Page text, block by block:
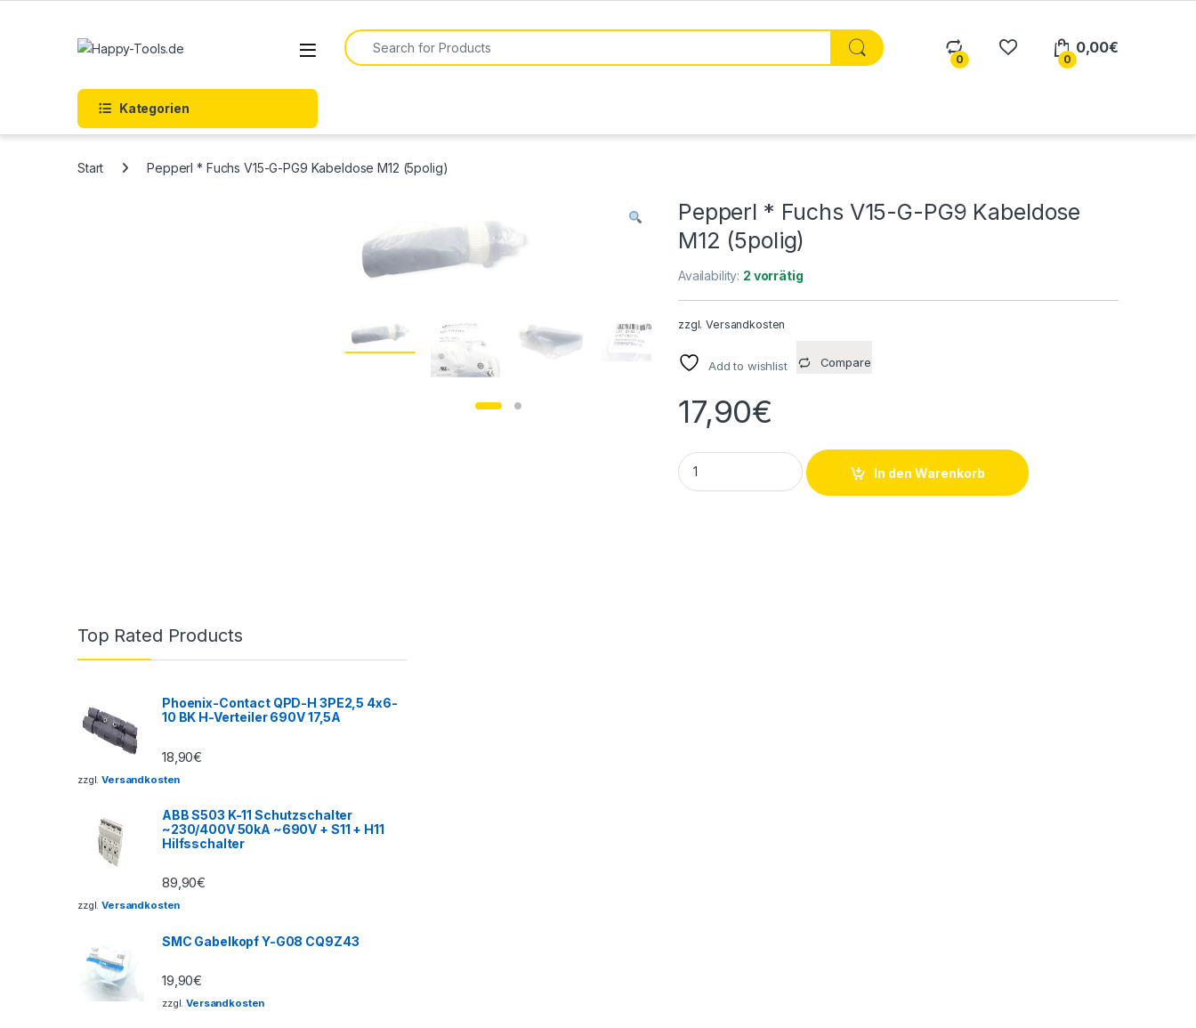
Open
Search for:
0 0
0,00€
Kategorien
Start Pepperl * Fuchs V15-G-PG9 Kabeldose M12 (5polig)
Pepperl * Fuchs V15-G-PG9 Kabeldose
M12 (5polig)
Availability: 2 vorrätig
zzgl.Versandkosten
Add to wishlist Compare
17,90€
Pepperl * Fuchs V15-G-PG9 Kabeldose M12 (5polig) quantity
In den Warenkorb
Top Rated Products
Phoenix-Contact QPD-H 3PE2,5 4x6-
10 BK H-Verteiler 690V 17,5A
18,90€
zzgl.Versandkosten
ABB S503 K-11 Schutzschalter
~230/400V 50kA ~690V + S11 + H11
Hilfsschalter
89,90€
zzgl.Versandkosten
SMC Gabelkopf Y-G08 CQ9Z43
19,90€
zzgl.Versandkosten